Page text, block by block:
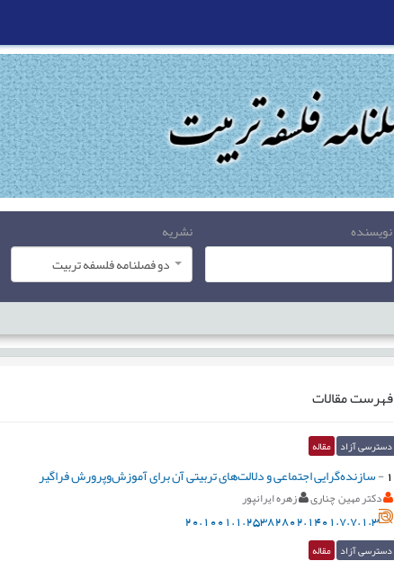
نویسنده
نشریه
دو فصلنامه فلسفه تربیت
فهرست مقالات
دسترسی آزاد مقاله
1
-سازنده‌گرایی اجتماعی و دلالت‌های تربیتی آن برای آموزش‌وپرورش فراگیر
دکتر مهین چناری زهره ایرانپور
20.1001.1.25382802.1401.7.7.1.3
دسترسی آزاد مقاله